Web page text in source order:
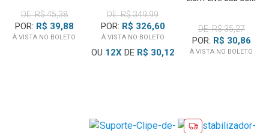
DE: R$ 45,38
POR: R$ 39,88
À VISTA NO BOLETO
DE: R$ 349,99
POR: R$ 326,60
À VISTA NO BOLETO
OU 12XDE R$ 30,12
DE: R$ 35,27
POR: R$ 30,86
À VISTA NO BOLETO